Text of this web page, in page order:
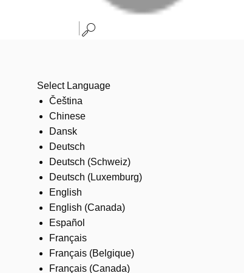
Select Language
Čeština
Chinese
Dansk
Deutsch
Deutsch (Schweiz)
Deutsch (Luxemburg)
English
English (Canada)
Español
Français
Français (Belgique)
Français (Canada)